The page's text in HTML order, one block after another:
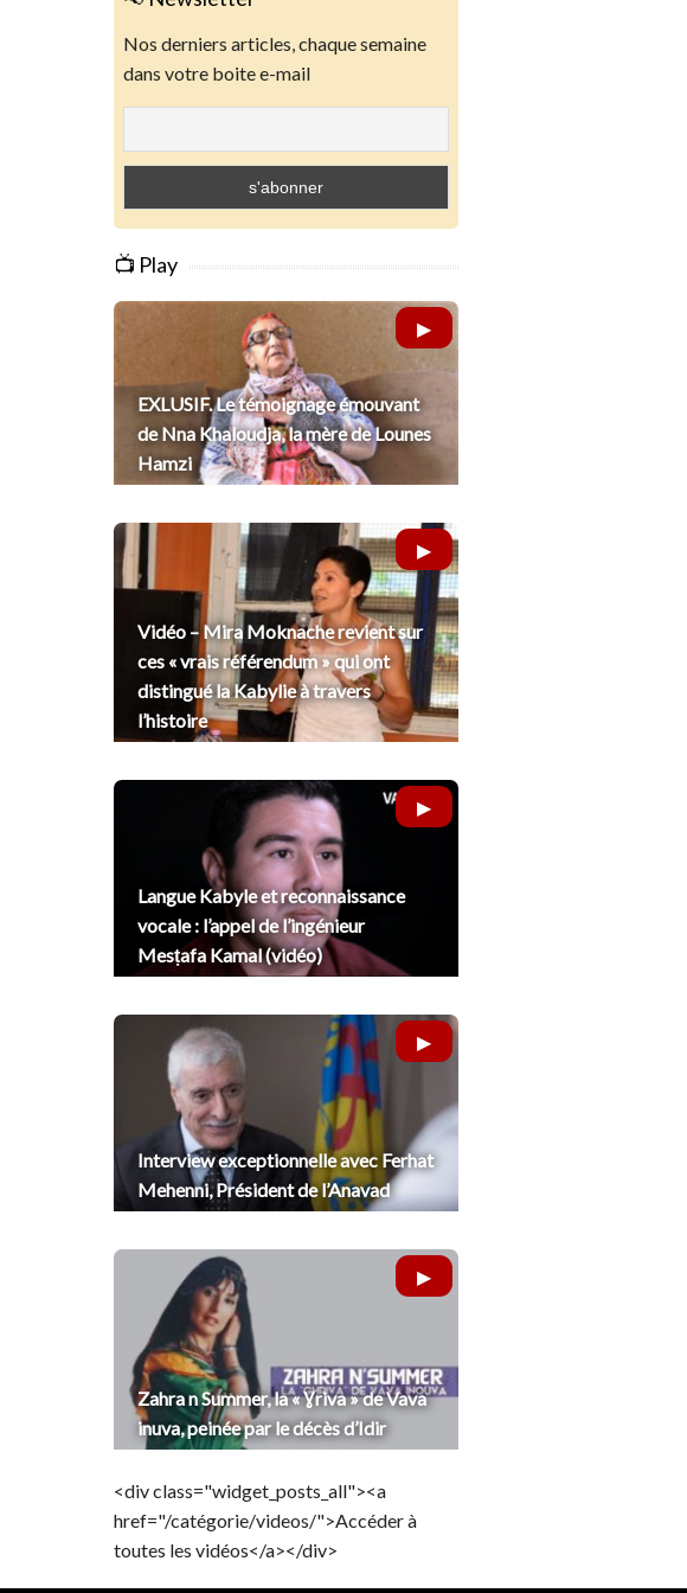
Nos derniers articles, chaque semaine
dans votre boite e-mail
📺 Play
EXLUSIF. Le témoignage émouvant
de Nna Khaloudja, la mère de Lounes
Hamzi
Vidéo – Mira Moknache revient sur
ces « vrais référendum » qui ont
distingué la Kabylie à travers
l’histoire
Langue Kabyle et reconnaissance
vocale : l’appel de l’ingénieur
Mesṭafa Kamal (vidéo)
Interview exceptionnelle avec Ferhat
Mehenni, Président de l’Anavad
Zahra n Summer, la « Ɣriva » de Vava
inuva, peinée par le décès d’Idir
<div class="widget_posts_all"><a
href="/catégorie/videos/">Accéder à
toutes les vidéos</a></div>